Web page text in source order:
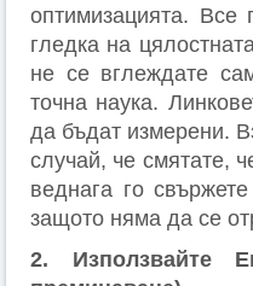
оптимизацията.
гледка на
не се вглеждате
точна наука.
да бъдат измерени.
случай, че смятате,
веднага го
защото няма да се
2. Използвайте